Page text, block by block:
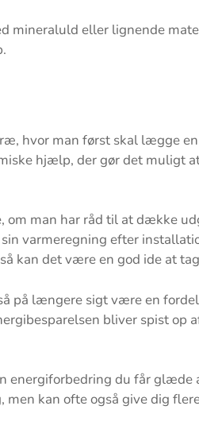
mineraluld eller lignende
hvor man først skal lægge
hjælp, der gør det muligt
man har råd til at dække
varmeregning efter
kan det være en god ide at
på længere sigt være en
bliver spist
energiforbedring du får
kan ofte også give dig